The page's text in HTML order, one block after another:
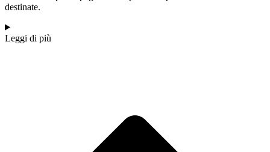
destinate.
Leggi di più